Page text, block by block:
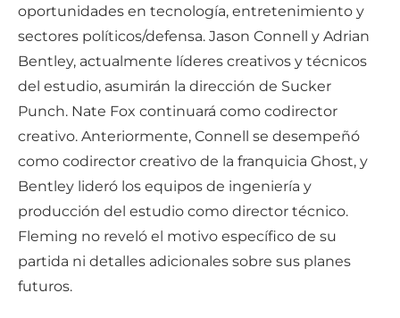
oportunidades en tecnología, entretenimiento y
sectores políticos/defensa. Jason Connell y Adrian
Bentley, actualmente líderes creativos y técnicos
del estudio, asumirán la dirección de Sucker
Punch. Nate Fox continuará como codirector
creativo. Anteriormente, Connell se desempeñó
como codirector creativo de la franquicia Ghost, y
Bentley lideró los equipos de ingeniería y
producción del estudio como director técnico.
Fleming no reveló el motivo específico de su
partida ni detalles adicionales sobre sus planes
futuros.